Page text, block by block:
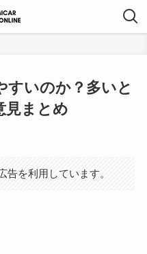
すいのか？多いと
見まとめ
告を利用しています。